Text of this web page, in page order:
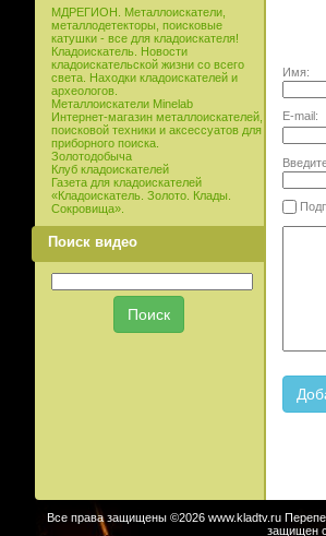
МДРЕГИОН. Металлоискатели,
металлодетекторы, поисковые
катушки - все для кладоискателя!
Кладоискатель. Новости
кладоискательской жизни со всего
света. Находки кладоискателей и
археологов.
Металлоискатели Minelab
Интернет-магазин металлоискателей,
поисковой техники и аксессуатов для
приборного поиска.
Золотодобыча
Клуб кладоискателей
Газета для кладоискателей
«Кладоискатель. Золото. Клады.
Сокровища».
Поиск видео
Имя:
E-mail:
Все права защищены ©2026 www.kladtv.ru
защищен